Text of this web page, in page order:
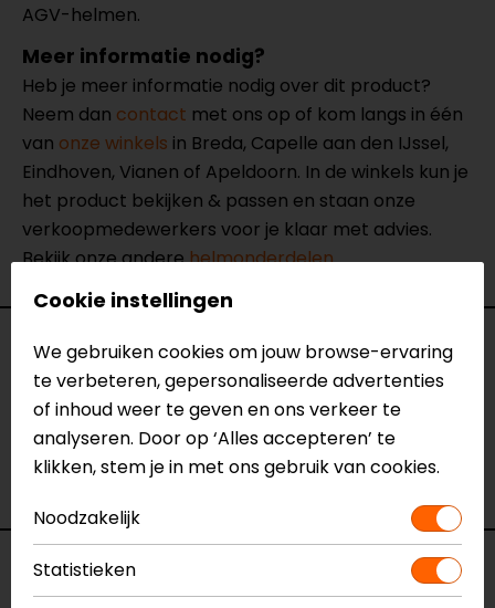
AGV-helmen.
Meer informatie nodig?
Heb je meer informatie nodig over dit product?
Neem dan contact met ons op of kom langs in één
van onze winkels in Breda, Capelle aan den IJssel,
Eindhoven, Vianen of Apeldoorn. In de winkels kun je
het product bekijken & passen en staan onze
verkoopmedewerkers voor je klaar met advies.
Bekijk onze anderehelmonderdelen.
Specificaties
Naam
INSYDE BOOM Microfoon
Model
20KIT93041
Merk
AGV
Voorraad
Cookie instellingen
We gebruiken cookies om jouw browse-ervaring
te verbeteren, gepersonaliseerde advertenties
of inhoud weer te geven en ons verkeer te
analyseren. Door op ‘Alles accepteren’ te
klikken, stem je in met ons gebruik van cookies.
Noodzakelijk
Statistieken